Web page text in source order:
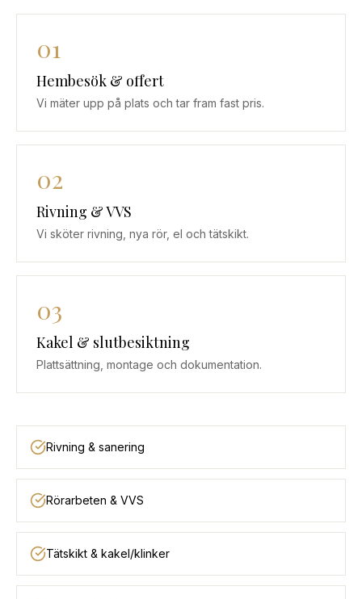
01
Hembesök & offert
Vi mäter upp på plats och tar fram fast pris.
02
Rivning & VVS
Vi sköter rivning, nya rör, el och tätskikt.
03
Kakel & slutbesiktning
Plattsättning, montage och dokumentation.
Rivning & sanering
Rörarbeten & VVS
Tätskikt & kakel/klinker